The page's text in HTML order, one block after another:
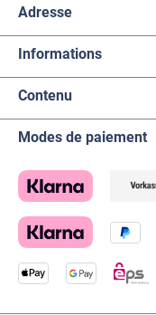
Adresse
Informations
Contenu
Modes de paiement